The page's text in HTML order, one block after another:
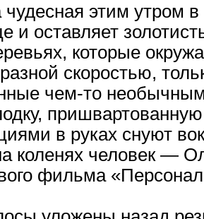
этим утром
и оставляет
которые
скоростью,
чем-то
в руках снуют
коленях человек —
фильма